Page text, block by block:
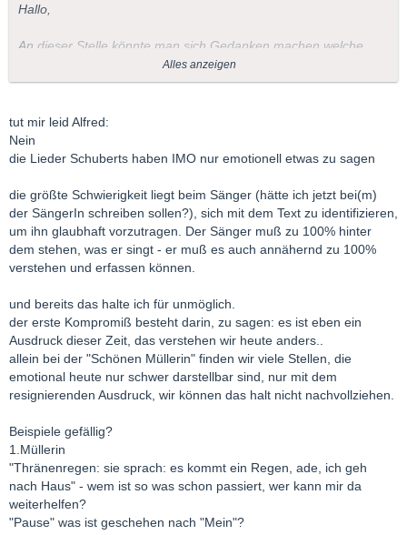
Hallo,
An dieser Stelle könnte man sich Gedanken machen welche
Schubert-Lieder heutzutage noch aufführbar sind.
Begründung: Wenn beim letzten Vers im Publikum Gekicher
ausbrechen sollte, dann würde ich allenfalls daraus schließen,
Die Verse sind aus dem Kontext der Zeit zu verstehen, also IMo
Museumsstücke. Sie haben uns emotionell wenig zu sagen ,
künstlerich und formal jedoch schon.
Alles anzeigen
tut mir leid Alfred:
Nein
die Lieder Schuberts haben IMO nur emotionell etwas zu sagen
die größte Schwierigkeit liegt beim Sänger (hätte ich jetzt bei(m)
der SängerIn schreiben sollen?), sich mit dem Text zu identifizieren,
um ihn glaubhaft vorzutragen. Der Sänger muß zu 100% hinter
dem stehen, was er singt - er muß es auch annähernd zu 100%
verstehen und erfassen können.
und bereits das halte ich für unmöglich.
der erste Kompromiß besteht darin, zu sagen: es ist eben ein
Ausdruck dieser Zeit, das verstehen wir heute anders..
allein bei der "Schönen Müllerin" finden wir viele Stellen, die
emotional heute nur schwer darstellbar sind, nur mit dem
resignierenden Ausdruck, wir können das halt nicht nachvollziehen.
Beispiele gefällig?
1.Müllerin
"Thränenregen: sie sprach: es kommt ein Regen, ade, ich geh
nach Haus" - wem ist so was schon passiert, wer kann mir da
weiterhelfen?
"Pause" was ist geschehen nach "Mein"?